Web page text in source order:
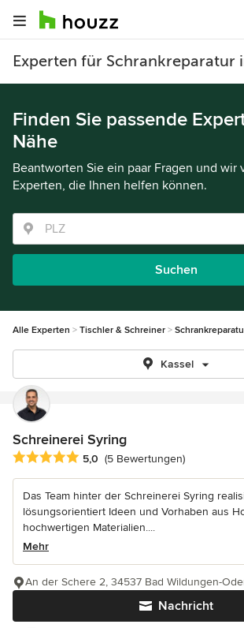
Experten für Schrankreparatur
Finden Sie passende
Nähe
Beantworten Sie ein paar Fragen und wir
Experten, die Ihnen helfen können.
Suchen
Alle Experten Tischler & Schreiner
Kassel
Schreinerei Syring
Durchschnittliche Bewertung: 5 von 5
5,0 (5 Bewertungen)
Das Team hinter der Schreinerei Syring
lösungsorientiert Ideen und Vorhaben aus
hochwertigen Materialien....
Mehr
Nachricht
An der Schere 2, 34537 Bad Wildungen-